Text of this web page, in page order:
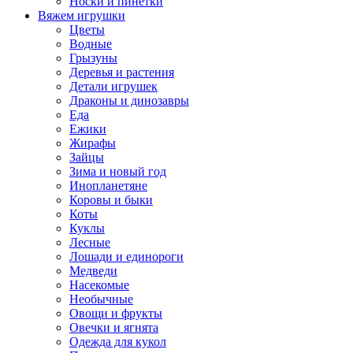
Вяжем игрушки
Цветы
Водные
Грызуны
Деревья и растения
Детали игрушек
Драконы и динозавры
Еда
Ежики
Жирафы
Зайцы
Зима и новый год
Инопланетяне
Коровы и быки
Коты
Куклы
Лесные
Лошади и единороги
Медведи
Насекомые
Необычные
Овощи и фрукты
Овечки и ягнята
Одежда для кукол